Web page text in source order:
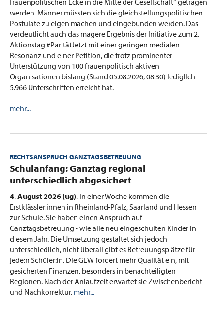
werden. Männer müssten sich die gleichstellungspolitischen
Postulate zu eigen machen und eingebunden werden. Das
verdeutlicht auch das magere Ergebnis der Initiative zum 2.
Aktionstag #ParitätJetzt mit einer geringen medialen
Resonanz und einer Petition, die trotz prominenter
Unterstützung von 100 frauenpolitisch aktiven
Organisationen bislang (Stand 05.08.2026, 08:30) ledigllch
5.966 Unterschriften erreicht hat.
mehr...
RECHTSANSPRUCH GANZTAGSBETREUUNG
:Schulanfang: Ganztag regional
unterschiedlich abgesichert
4. August 2026 (ug). In einer Woche kommen die
Erstklässler:innen in Rheinland-Pfalz, Saarland und Hessen
zur Schule. Sie haben einen Anspruch auf
Ganztagsbetreuung - wie alle neu eingeschulten Kinder in
diesem Jahr. Die Umsetzung gestaltet sich jedoch
unterschiedlich, nicht überall gibt es Betreuungsplätze für
jede:n Schüler:in. Die GEW fordert mehr Qualität ein, mit
gesicherten Finanzen, besonders in benachteiligten
Regionen. Nach der Anlaufzeit erwartet sie Zwischenbericht
und Nachkorrektur. mehr...